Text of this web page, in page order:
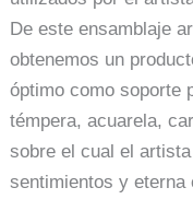
De este ensamblaje
obtenemos un
óptimo como soporte
témpera, acuarela,
sobre el cual el
sentimientos y eterna